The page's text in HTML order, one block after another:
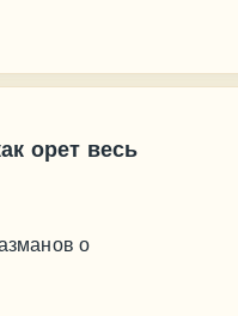
орет весь
о